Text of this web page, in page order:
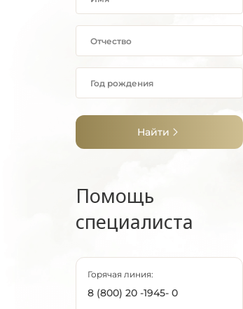
Найти
Помощь
специалиста
Горячая линия:
8 (800) 20 -1945- 0